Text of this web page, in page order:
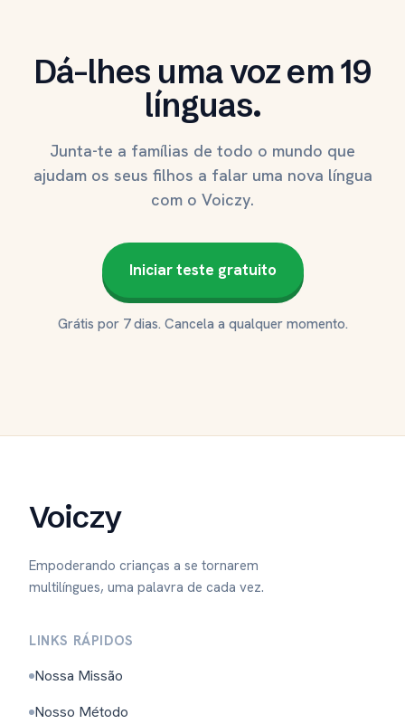
Dá-lhes uma voz em 19
línguas.
Junta-te a famílias de todo o mundo que
ajudam os seus filhos a falar uma nova língua
com o Voiczy.
Iniciar teste gratuito
Grátis por 7 dias. Cancela a qualquer momento.
Voiczy
Empoderando crianças a se tornarem
multilíngues, uma palavra de cada vez.
LINKS RÁPIDOS
Nossa Missão
Nosso Método